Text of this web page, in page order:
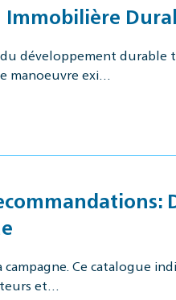
développement durable
manoeuvre exi…
campagne. Ce catalogue
et…